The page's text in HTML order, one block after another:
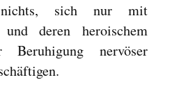
sich nur mit
deren heroischem
Beruhigung nervöser